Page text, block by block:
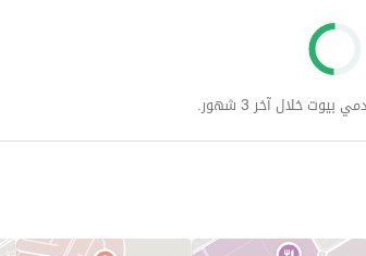
الألعاب وحمام السباحة.
خلال آخر 3 شهور.